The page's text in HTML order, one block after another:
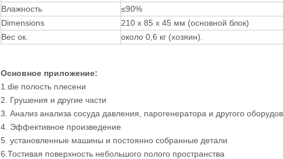
Влажность
≤90%
Dimensions
210 х 85 х 45 мм (основной блок)
Вес ок.
около 0,6 кг (хозяин).
Основное приложение:
1.die полость плесени
2. Грушения и другие части
3. Анализ анализа сосуда давления, парогенератора и другого
4. Эффективное произведение
5. установленные машины и постоянно собранные детали
6.Тостивая поверхность небольшого полого пространства